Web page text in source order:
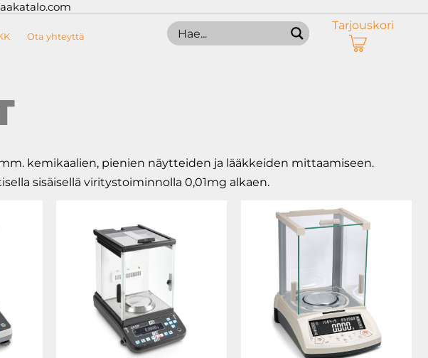
Ota yhteyttä
Tarjouskori
kemikaalien, pienien näytteiden ja lääkkeiden mittaamiseen.
sisäisellä viritystoiminnolla 0,01mg alkaen.